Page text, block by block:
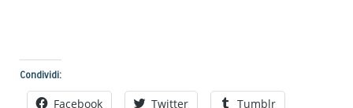
Condividi:
Facebook Twitter Tumblr